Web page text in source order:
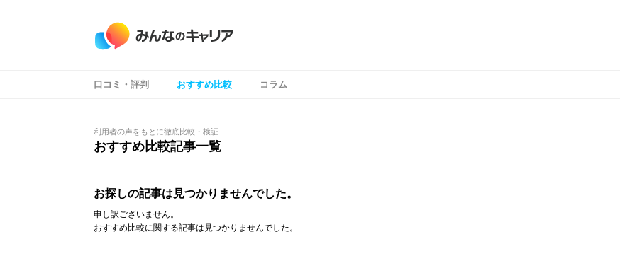
口コミ・評判 おすすめ比較 コラム
利用者の声をもとに徹底比較・検証
おすすめ比較記事一覧
お探しの記事は見つかりませんでした。
申し訳ございません。
おすすめ比較に関する記事は見つかりませんでした。